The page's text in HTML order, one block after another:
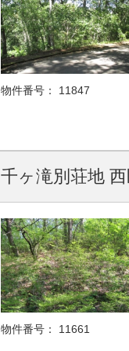
物件番号： 11847
千ヶ滝別荘地
物件番号： 11661